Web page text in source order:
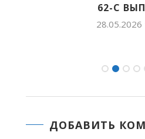
62-С
28.05.2026
ДОБАВИТЬ